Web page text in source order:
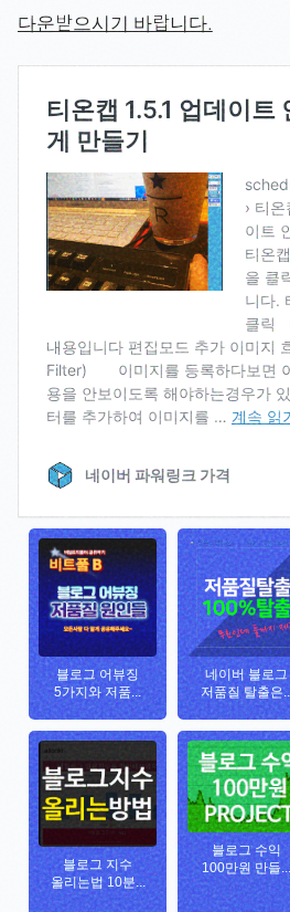
다운받으시기 바랍니다.